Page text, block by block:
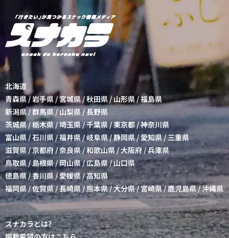
北海道
青森県/岩手県/宮城県/秋田県 / 山形県/福島県
新潟県/群馬県 / 山梨県 /長野県
茨城県 /栃木県/埼玉県/千葉県/東京都 /神奈川県
富山県 /石川県 /福井県/岐阜県/静岡県/愛知県/三重県
滋賀県/京都府/奈良県 /和歌山県/大阪府 /兵庫県
鳥取県 / 島根県/岡山県/広島県/山口県
徳島県/香川県/愛媛県 /高知県
福岡県 /佐賀県 /長崎県/熊本県/大分県/宮崎県/鹿児島県/沖縄県
スナカラとは?